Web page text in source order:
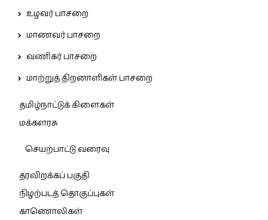
உழவர் பாசறை
மாணவர் பாசறை
வணிகர் பாசறை
மாற்றுத் திறனாளிகள் பாசறை
தமிழ்நாட்டுக் கிளைகள்
மக்களரசு
செயற்பாட்டு வரைவு
தரவிறக்கப் பகுதி
நிழற்படத் தொகுப்புகள்
காணொலிகள்